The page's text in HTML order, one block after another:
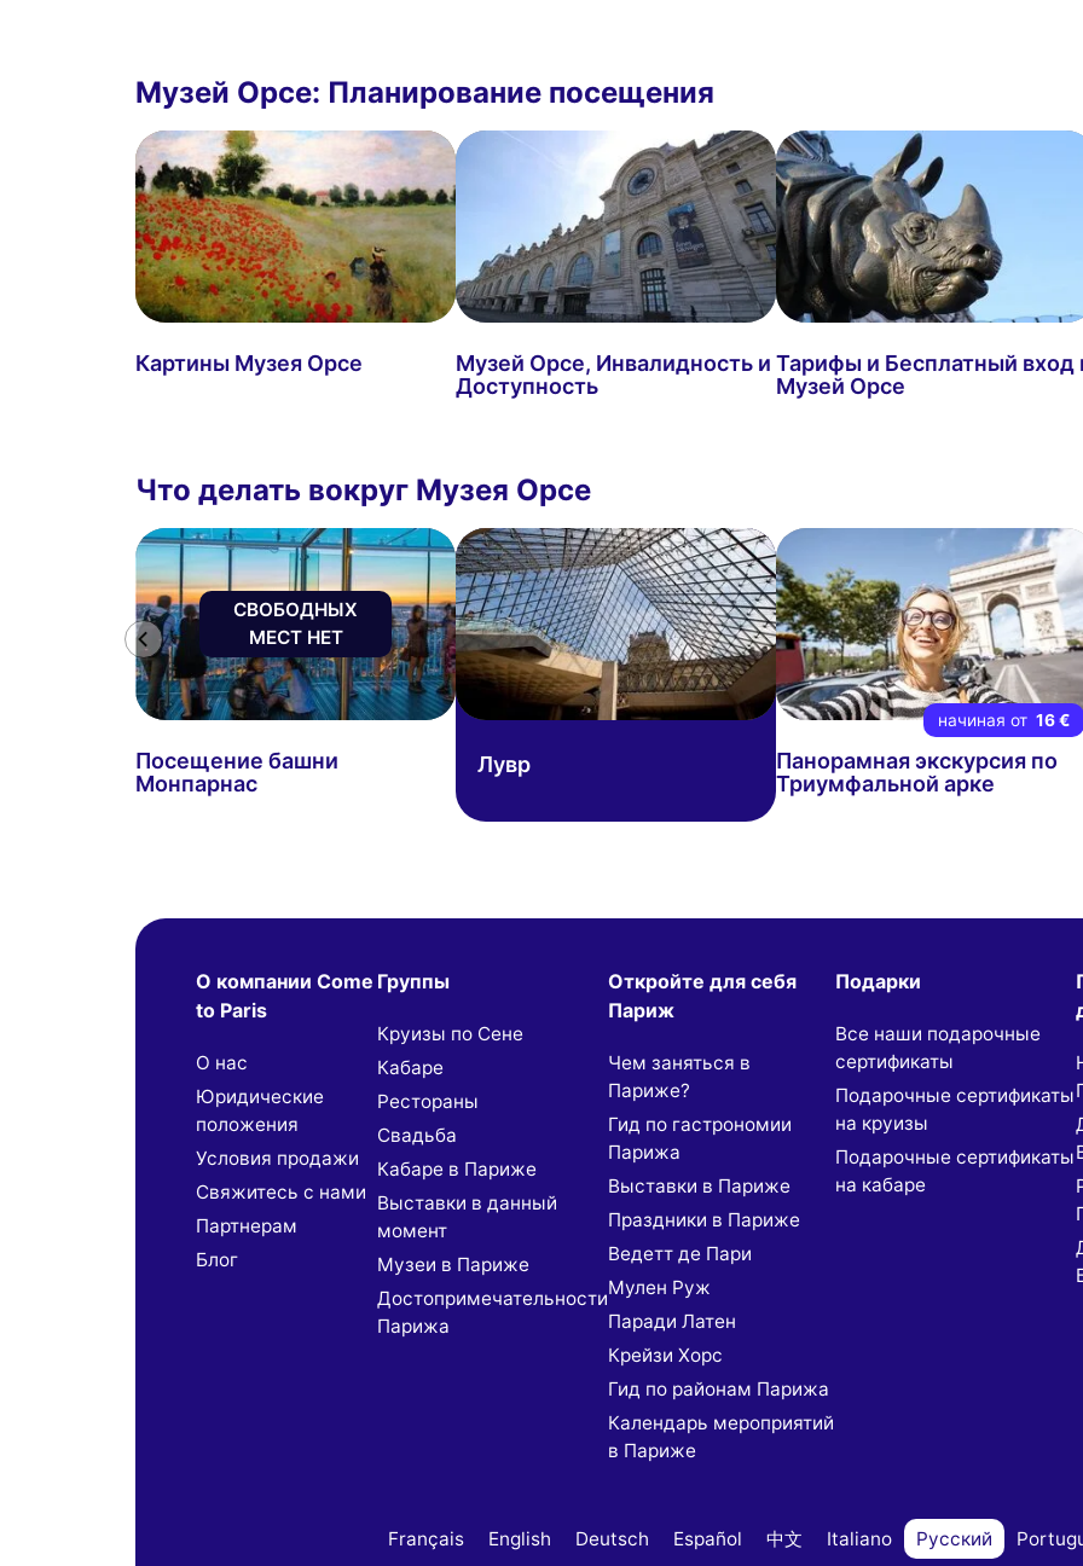
Музей Орсе: Планирование посещения
Картины Музея Орсе
Музей Орсе, Инвалидность и
Доступность
Тарифы и Бесплатный вход
Музей Орсе
Что делать вокруг Музея Орсе
СВОБОДНЫХ
МЕСТ НЕТ
Посещение башни
Монпарнас
Лувр
начиная от 16 €
Панорамная экскурсия по
Триумфальной арке
О компании Come
to Paris
О нас
Юридические
положения
Условия продажи
Свяжитесь с нами
Партнерaм
Блог
Группы
Круизы по Сене
Кабаре
Рестораны
Свадьба
Кабаре в Париже
Выставки в данный
момент
Музеи в Париже
Достопримечательности
Парижа
Откройте для себя
Париж
Чем заняться в
Париже?
Гид по гастрономии
Парижа
Выставки в Париже
Праздники в Париже
Ведетт де Пари
Мулен Руж
Паради Латен
Крейзи Хорс
Гид по районам Парижа
Календарь мероприятий
в Париже
Подарки
Все наши подарочные
сертификаты
Подарочные сертификаты
на круизы
Подарочные сертификаты
на кабаре
Français English Deutsch Español 中文 Italiano Русский